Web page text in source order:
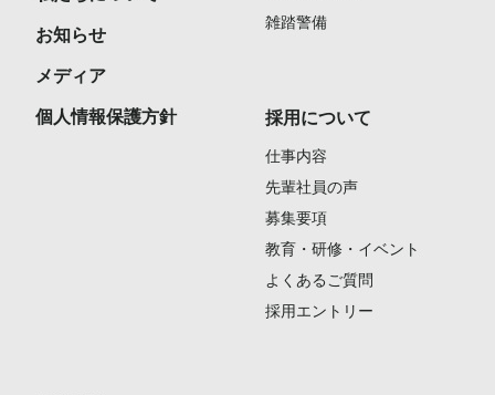
お知らせ
メディア
個人情報保護方針
雑踏警備
採用について
仕事内容
先輩社員の声
募集要項
教育・研修・イベント
よくあるご質問
採用エントリー